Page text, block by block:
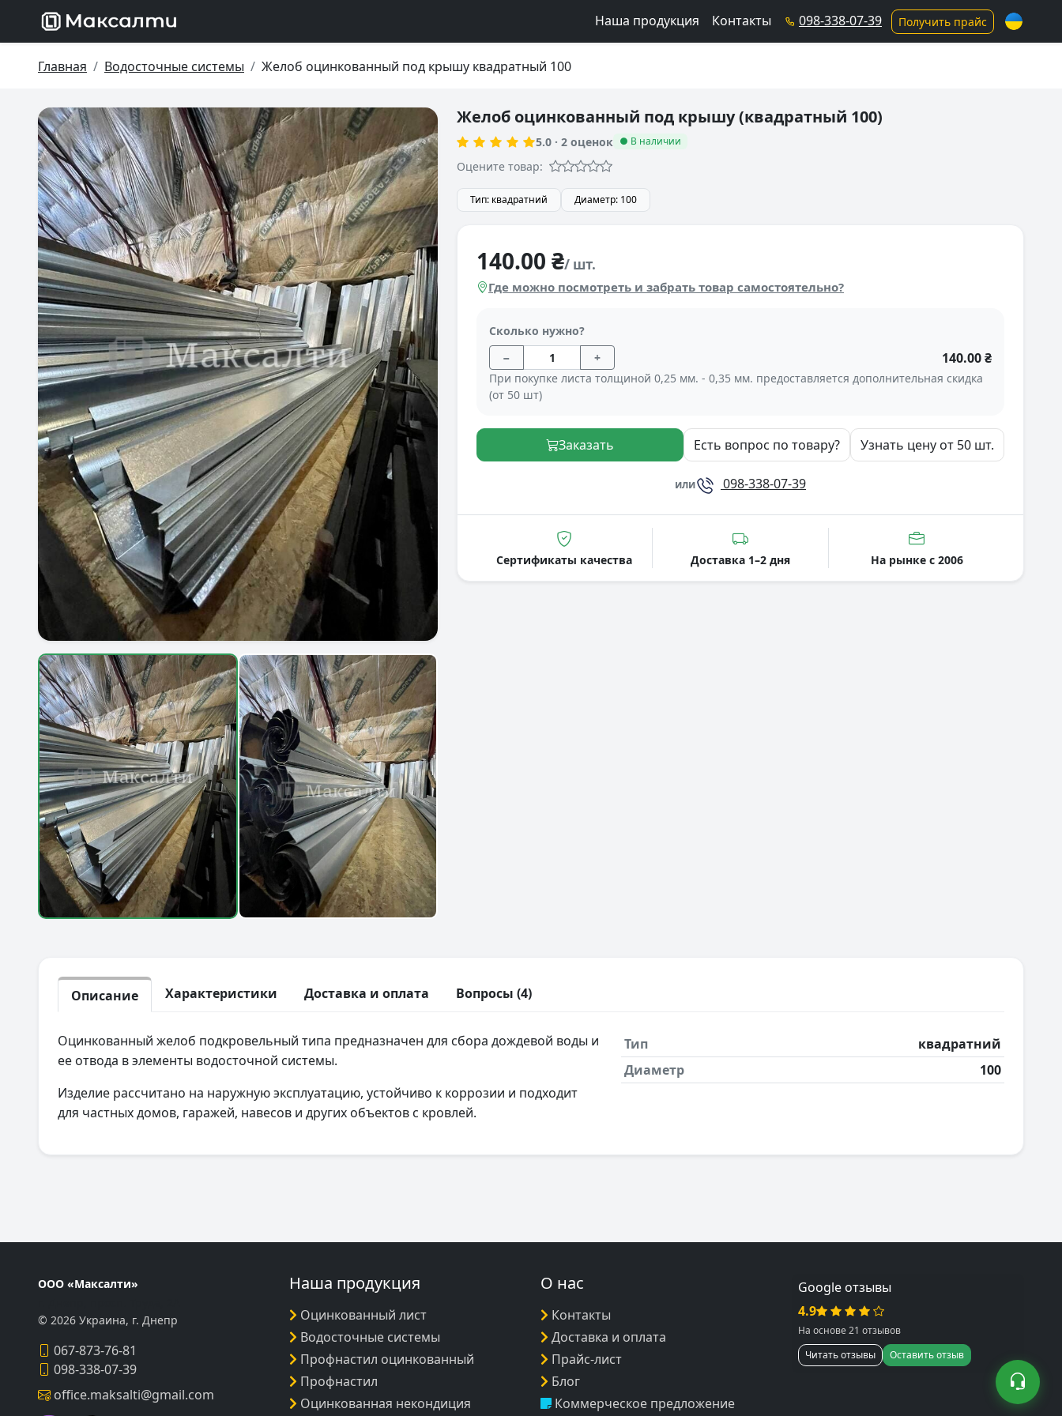
Наша продукция Контакты 098-338-07-39 Получить прайс
Главная Водосточные системы Желоб оцинкованный под крышу квадратный 100
Желоб оцинкованный под крышу (квадратный 100)
5.0 · 2 оценок ● В наличии
Оцените товар:
Тип: квадратний Диаметр: 100
140.00 ₴/ шт.
Где можно посмотреть и забрать товар самостоятельно?
Сколько нужно?
−
+ 140.00 ₴
При покупке листа толщиной 0,25 мм. - 0,35 мм. предоставляется дополнительная скидка
(от 50 шт)
Заказать Есть вопрос по товару? Узнать цену от 50 шт.
или 098-338-07-39
Сертификаты качества Доставка 1–2 дня На рынке с 2006
Описание Характеристики Доставка и оплата Вопросы (4)
Оцинкованный желоб подкровельный типа предназначен для сбора дождевой воды и
ее отвода в элементы водосточной системы.
Изделие рассчитано на наружную эксплуатацию, устойчиво к коррозии и подходит
для частных домов, гаражей, навесов и других объектов с кровлей.
Тип
квадратний
Диаметр
100
ООО «Максалти»
© 2026 Украина, г. Днепр
067-873-76-81
098-338-07-39
office.maksalti@gmail.com
Наша продукция
Оцинкованный лист
Водосточные системы
Профнастил оцинкованный
Профнастил
Оцинкованная некондиция
О нас
Контакты
Доставка и оплата
Прайс-лист
Блог
Коммерческое предложение
Google отзывы
4.9
На основе 21 отзывов
Читать отзывы
Оставить отзыв